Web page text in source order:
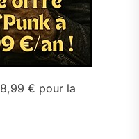
8,99 € pour la